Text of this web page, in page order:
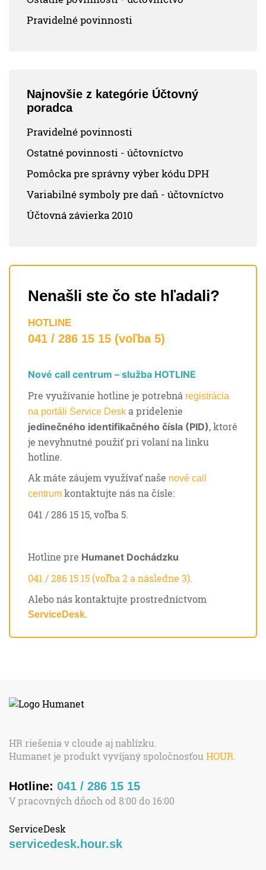
Pravidelné povinnosti
Najnovšie z kategórie Účtovný
poradca
Pravidelné povinnosti
Ostatné povinnosti - účtovníctvo
Pomôcka pre správny výber kódu DPH
Variabilné symboly pre daň - účtovníctvo
Účtovná závierka 2010
Nenašli ste čo ste hľadali?
HOTLINE
041 / 286 15 15 (voľba 5)
Nové call centrum – služba HOTLINE
Pre využívanie hotline je potrebná registrácia
na portáli Service Desk a pridelenie
jedinečného identifikačného čísla (PID), ktoré
je nevyhnutné použiť pri volaní na linku
hotline.
Ak máte záujem využívať naše nové call
centrum kontaktujte nás na čísle:
041 / 286 15 15, voľba 5.
Hotline pre Humanet Dochádzku
041 / 286 15 15 (voľba 2 a následne 3).
Alebo nás kontaktujte prostredníctvom
ServiceDesk.
HR riešenia v cloude aj nablízku.
Humanet je produkt vyvíjaný spoločnosťou HOUR
Hotline: 041 / 286 15 15
V pracovných dňoch od 8:00 do 16:00
ServiceDesk
servicedesk.hour.sk